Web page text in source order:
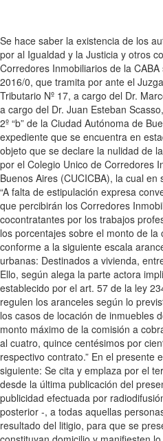
Se hace saber la existencia de los
por al Igualdad y la Justicia y otros
Corredores Inmobiliarios de la
2016/0, que tramita por ante el
Tributario Nº 17, a cargo del Dr.
a cargo del Dr. Juan Esteban
2º “b” de la Ciudad Autónoma de
expediente que se encuentra en
objeto que se declare la nulidad de
por el Colegio Unico de Corredores
Buenos Aires (CUCICBA), la cual
“A falta de estipulación expresa
que percibirán los Corredores
cocontratantes por los trabajos
los porcentajes sobre el monto de
conforme a la siguiente escala
urbanas: Destinados a vivienda,
Ello, según alega la parte actora
establecido por el art. 57 de la ley
regulen los aranceles según lo
los casos de locación de inmuebles
monto máximo de la comisión a
al cuatro, quince centésimos por
respectivo contrato.” En el presente
siguiente: Se cita y emplaza por el
desde la última publicación del
publicidad efectuada por
posterior -, a todas aquellas
resultado del litigio, para que se